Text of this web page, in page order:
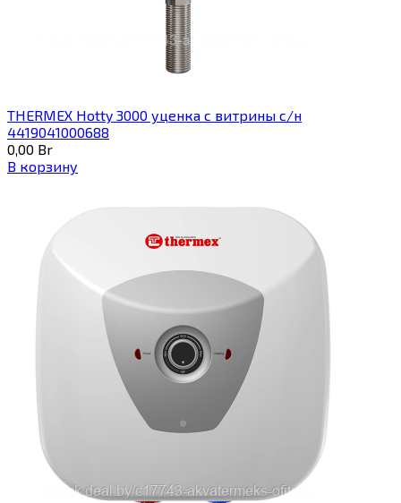
THERMEX Hotty 3000 уценка с витрины с/н
4419041000688
0,00 Br
В корзину